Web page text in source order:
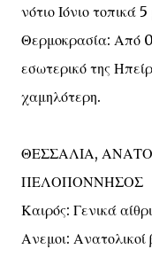
νότιο Ιόνιο τοπικά
Θερμοκρασία: Από
εσωτερικό της
χαμηλότερη.
ΘΕΣΣΑΛΙΑ,
ΠΕΛΟΠΟΝΝΗΣΟΣ
Καιρός: Γενικά
Ανεμοι: Ανατολικοί